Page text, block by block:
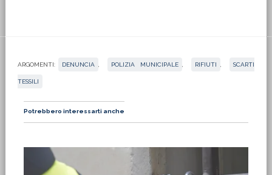
ARGOMENTI: DENUNCIA POLIZIA MUNICIPALE RIFIUTI SCARTI
TESSILI
Potrebbero interessarti anche